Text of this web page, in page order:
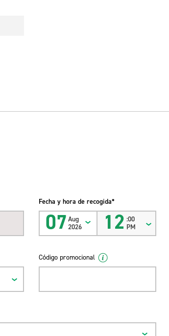
Fecha y hora de recogida*
07 Aug
2026
12 :00
PM
Código promocional